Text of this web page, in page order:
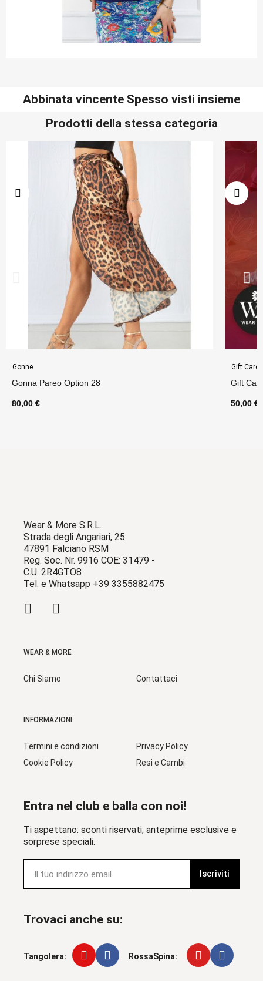
Abbinata vincente Spesso visti insieme
Prodotti della stessa categoria
Gonne
Gonna Pareo Option 28
80,00 €
Gift Card
Gift
50,00 €
Wear & More S.R.L.
Strada degli Angariari, 25
47891 Falciano RSM
Reg. Soc. Nr. 9916 COE: 31479 -
C.U. 2R4GTO8
Tel. e Whatsapp +39 3355882475
WEAR & MORE
Chi Siamo Contattaci
INFORMAZIONI
Termini e condizioni
Cookie Policy
Privacy Policy
Resi e Cambi
Entra nel club e balla con noi!
Ti aspettano: sconti riservati, anteprime esclusive e
sorprese speciali.
Iscriviti
Trovaci anche su:
Tangolera: RossaSpina: